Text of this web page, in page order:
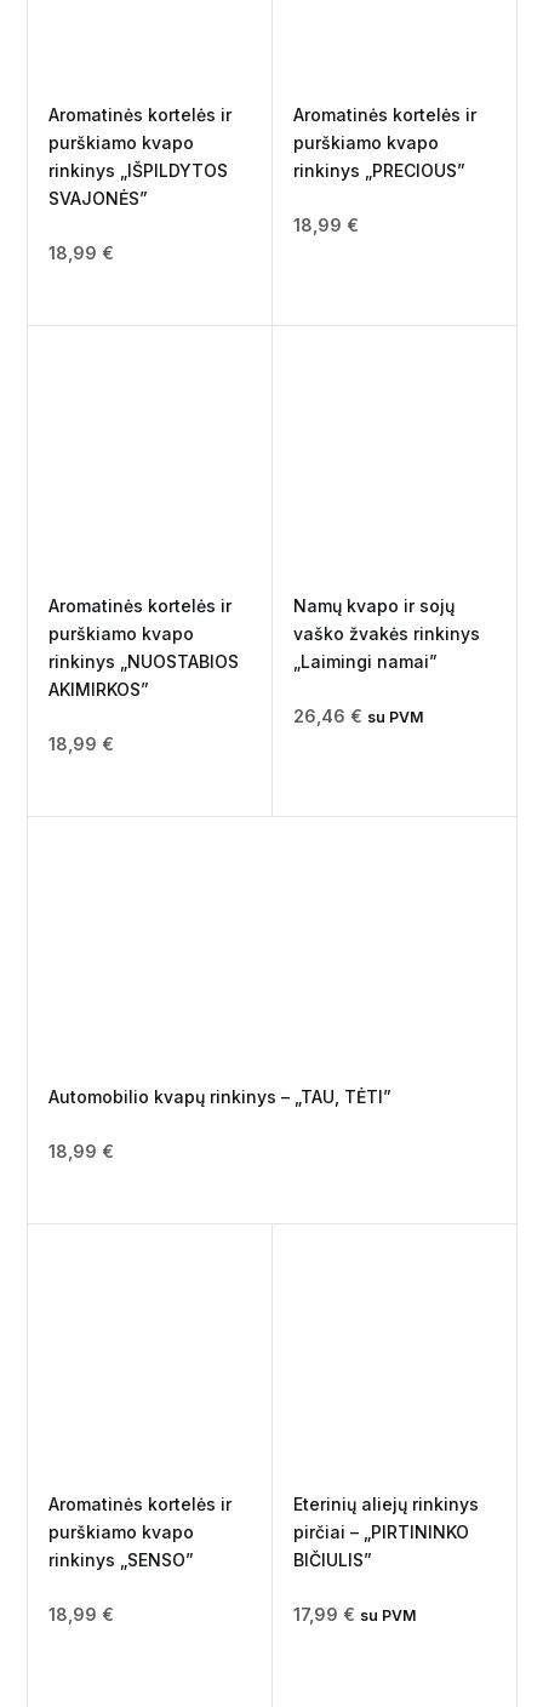
Aromatinės kortelės ir
purškiamo kvapo
rinkinys „IŠPILDYTOS
SVAJONĖS”
18,99 €
Aromatinės kortelės ir
purškiamo kvapo
rinkinys „PRECIOUS”
18,99 €
Aromatinės kortelės ir
purškiamo kvapo
rinkinys „NUOSTABIOS
AKIMIRKOS”
18,99 €
Namų kvapo ir sojų
vaško žvakės rinkinys
„Laimingi namai”
26,46 € su PVM
Automobilio kvapų rinkinys – „TAU, TĖTI”
18,99 €
Aromatinės kortelės ir
purškiamo kvapo
rinkinys „SENSO”
18,99 €
Eterinių aliejų rinkinys
pirčiai – „PIRTININKO
BIČIULIS”
17,99 € su PVM